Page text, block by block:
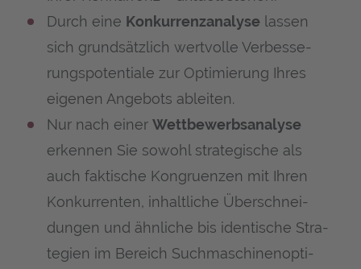
Durch eine Kon­kur­renz­ana­ly­se las­sen
sich grund­sätz­lich wert­vol­le Ver­bes­se­
rungs­po­ten­tia­le zur Opti­mie­rung Ihres
eige­nen Ange­bots ableiten.
Nur nach einerWett­be­werbs­ana­ly­se
erken­nen Sie sowohl stra­te­gi­sche als
auch fak­ti­sche Kon­gru­en­zen mit Ihren
Kon­kur­ren­ten, inhalt­li­che Über­schnei­
dun­gen und ähn­li­che bis iden­ti­sche Stra­
te­gien im Bereich Such­ma­schi­nen­op­ti­